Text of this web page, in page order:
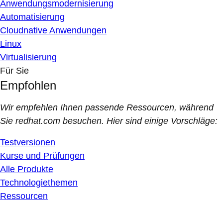
Anwendungsmodernisierung
Automatisierung
Cloudnative Anwendungen
Linux
Virtualisierung
Für Sie
Empfohlen
Wir empfehlen Ihnen passende Ressourcen, während
Sie redhat.com besuchen. Hier sind einige Vorschläge:
Testversionen
Kurse und Prüfungen
Alle Produkte
Technologiethemen
Ressourcen